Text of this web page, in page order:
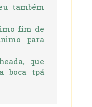
também
fim de
para
que
boca tpá